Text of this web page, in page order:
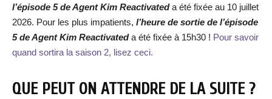
l’épisode 5 de Agent Kim Reactivateda été fixée au 10 juillet
2026. Pour les plus impatients, l’heure de sortie de l’épisode
5 de Agent Kim Reactivateda été fixée à 15h30 ! Pour savoir
quand sortira la saison 2, lisez ceci.
QUE PEUT ON ATTENDRE DE LA SUITE ?